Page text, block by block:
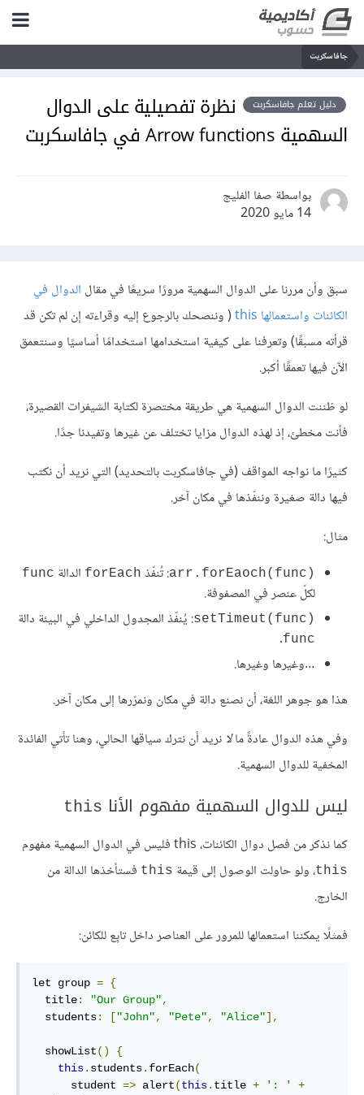
جافاسكربت
دليل تعلم جافاسكربت
نظرة تفصيلية على الدوال
السهمية Arrow functions في جافاسكربت
بواسطة صفا الفليج
14 مايو 2020
سبق وأن مررنا على الدوال السهمية مرورًا سريعًا في مقال الدوال في
الكائنات واستعمالها this
( وننصحك بالرجوع إليه وقراءته إن لم تكن قد
قرأته مسبقًا) وتعرفنا على كيفية استخدامها استخدامًا أساسيًا وسنتعمق
الآن فيها تعمقًا أكبر.
لو ظننت الدوال السهمية هي طريقة مختصرة لكتابة الشيفرات القصيرة،
فأنت مخطئ، إذ لهذه الدوال مزايا تختلف عن غيرها وتفيدنا جدًا.
كثيرًا ما نواجه المواقف (في جافاسكربت بالتحديد) التي نريد أن نكتب
فيها دالة صغيرة وننفّذها في مكان آخر.
مثال:
‎arr.forEaoch(func)‎: تُنفّذ ‎forEach‎ الدالة ‎func‎
لكلّ عنصر في المصفوفة.
‎setTimeut(func)‎: يُنفّذ المجدول الداخلي في البيئة دالة
‎func‎
.
…وغيرها وغيرها.
هذا هو جوهر اللغة، أن نصنع دالة في مكان ونمرّرها إلى مكان آخر.
وفي هذه الدوال عادةً مالا نريد أن نترك سياقها الحالي، وهنا تأتي الفائدة
المخفية للدوال السهمية.
ليس للدوال السهمية مفهوم الأنا this
كما نذكر من فصل دوال الكائنات، this فليس في الدوال السهمية مفهوم
‎this‎، ولو حاولت الوصول إلى قيمة ‎this‎ فستأخذها الدالة من
الخارج.
فمثلًا يمكننا استعمالها للمرور على العناصر داخل تابِع للكائن:
let group = {
  title
: "Our Group",
  students
: ["John", "Pete", "Alice"],
  showList
()
{
this. students. forEach(
      student
=> alert(this. title + ': '
+